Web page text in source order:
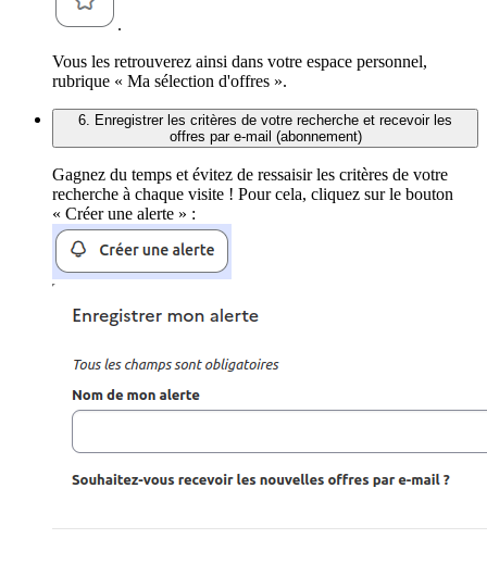
.
Vous les retrouverez ainsi dans votre espace personnel,
rubrique « Ma sélection d'offres ».
6. Enregistrer les critères de votre recherche et recevoir les
offres par e-mail (abonnement)
Gagnez du temps et évitez de ressaisir les critères de votre
recherche à chaque visite ! Pour cela, cliquez sur le bouton
« Créer une alerte » :